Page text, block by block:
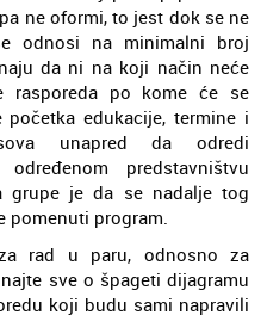
ne oformi, to jest dok se ne
odnosi na minimalni broj
da ni na koji način neće
rasporeda po kome će se
edukacije, termine i
unapred da odredi
predstavništvu
grupe je da se nadalje tog
pomenuti program.
rad u paru, odnosno za
sve o špageti dijagramu
koji budu sami napravili